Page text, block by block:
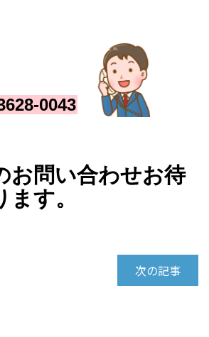
0043
お問い合わせお待
す。
次の記事